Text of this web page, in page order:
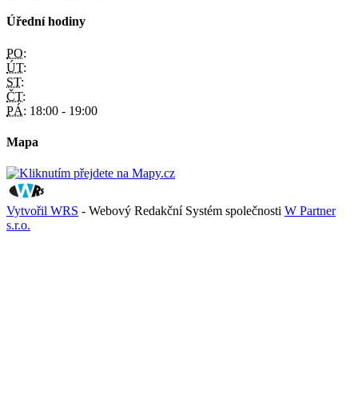
Úřední hodiny
PO:
ÚT:
ST:
ČT:
PÁ: 18:00 - 19:00
Mapa
Vytvořil WRS - Webový Redakční Systém společnosti W Partner
s.r.o.